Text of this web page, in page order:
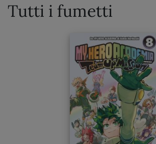
Tutti i fumetti